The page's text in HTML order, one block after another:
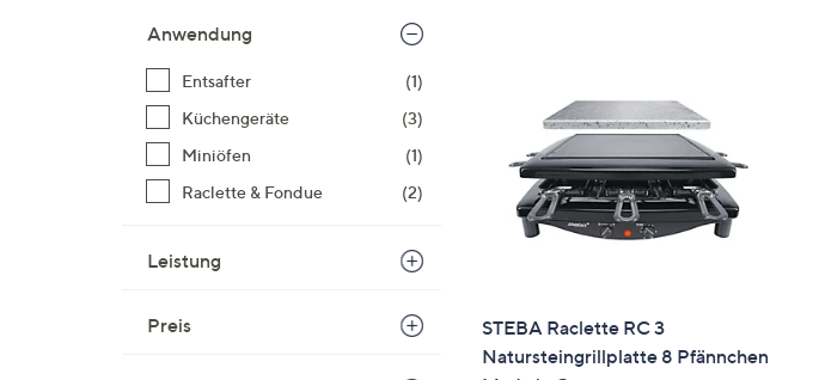
Anwendung
Entsafter
(1)
Küchengeräte
(3)
Miniöfen
(1)
Raclette & Fondue
(2)
Leistung
Preis
STEBA Raclette RC 3
Natursteingrillplatte 8 Pfännchen